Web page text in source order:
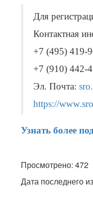
Для
Контактная
+7 (495) 419-
+7 (910) 442-
Эл. Почта:
https://
Узнать более
Просмотрено: 472
Дата последнего